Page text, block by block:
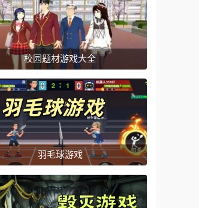
校园题材游戏大全
羽毛球游戏